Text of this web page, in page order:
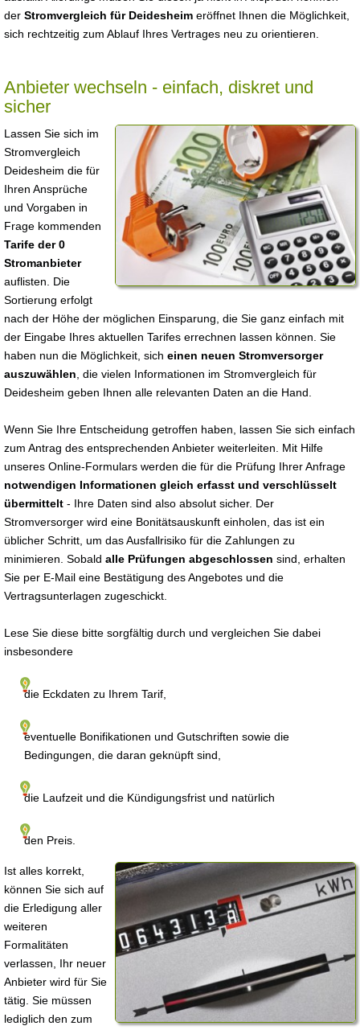
der Stromvergleich für Deidesheim eröffnet Ihnen die Möglichkeit,
sich rechtzeitig zum Ablauf Ihres Vertrages neu zu orientieren.
Anbieter wechseln - einfach, diskret und
sicher
Lassen Sie sich im
Stromvergleich
Deidesheim die für
Ihren Ansprüche
und Vorgaben in
Frage kommenden
Tarife der 0
Stromanbieter
auflisten. Die
Sortierung erfolgt
nach der Höhe der möglichen Einsparung, die Sie ganz einfach mit
der Eingabe Ihres aktuellen Tarifes errechnen lassen können. Sie
haben nun die Möglichkeit, sich einen neuen Stromversorger
auszuwählen , die vielen Informationen im Stromvergleich für
Deidesheim geben Ihnen alle relevanten Daten an die Hand.
Wenn Sie Ihre Entscheidung getroffen haben, lassen Sie sich einfach
zum Antrag des entsprechenden Anbieter weiterleiten. Mit Hilfe
unseres Online-Formulars werden die für die Prüfung Ihrer Anfrage
notwendigen Informationen gleich erfasst und verschlüsselt
übermittelt - Ihre Daten sind also absolut sicher. Der
Stromversorger wird eine Bonitätsauskunft einholen, das ist ein
üblicher Schritt, um das Ausfallrisiko für die Zahlungen zu
minimieren. Sobald alle Prüfungen abgeschlossen sind, erhalten
Sie per E-Mail eine Bestätigung des Angebotes und die
Vertragsunterlagen zugeschickt.
Lese Sie diese bitte sorgfältig durch und vergleichen Sie dabei
insbesondere
die Eckdaten zu Ihrem Tarif,
eventuelle Bonifikationen und Gutschriften sowie die
Bedingungen, die daran geknüpft sind,
die Laufzeit und die Kündigungsfrist und natürlich
den Preis.
Ist alles korrekt,
können Sie sich auf
die Erledigung aller
weiteren
Formalitäten
verlassen, Ihr neuer
Anbieter wird für Sie
tätig. Sie müssen
lediglich den zum